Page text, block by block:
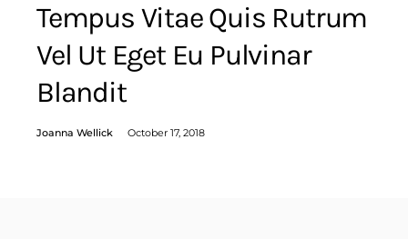
Tempus Vitae Quis Rutrum
Vel Ut Eget Eu Pulvinar
Blandit
Joanna Wellick October 17, 2018